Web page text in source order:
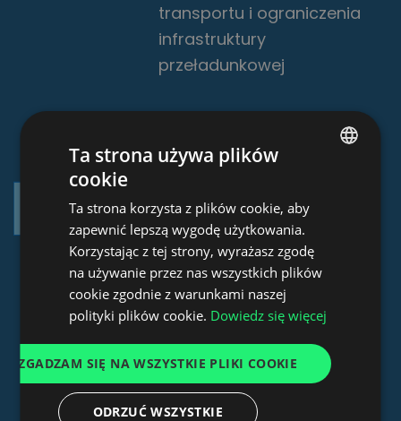
transportu i ograniczenia
infrastruktury
przeładunkowej
Współpraca
między różnymi
podmiotami
cyfryzacja procesów
logistycznych: potencjał
dalszego rozwoju w
dziedzinie cyfryzacji
procesów logistycznych
ENGLISH
GERMAN
UKRAINIAN
FRENCH
Ta strona używa plików
cookie
Ta strona korzysta z plików cookie, aby
zapewnić lepszą wygodę użytkowania.
Korzystając z tej strony, wyrażasz zgodę
na używanie przez nas wszystkich plików
cookie zgodnie z warunkami naszej
polityki plików cookie. Dowiedz się więcej
ZGADZAM SIĘ NA WSZYSTKIE PLIKI COOKIE
ODRZUĆ WSZYSTKIE